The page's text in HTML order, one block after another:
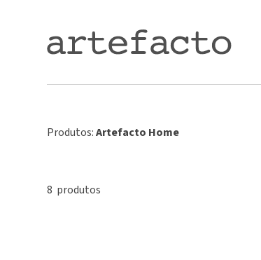
Produtos:Artefacto Home
8 produtos